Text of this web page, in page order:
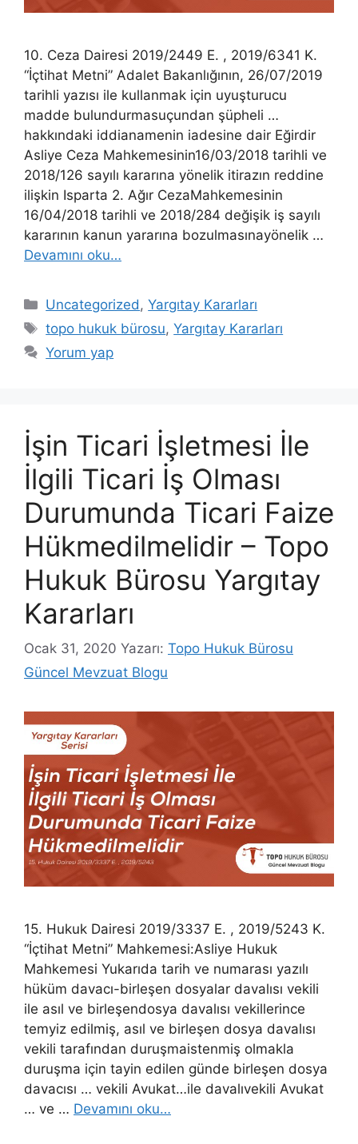
10. Ceza Dairesi 2019/2449 E. , 2019/6341 K.
“İçtihat Metni” Adalet Bakanlığının, 26/07/2019
tarihli yazısı ile kullanmak için uyuşturucu
madde bulundurmasuçundan şüpheli …
hakkındaki iddianamenin iadesine dair Eğirdir
Asliye Ceza Mahkemesinin16/03/2018 tarihli ve
2018/126 sayılı kararına yönelik itirazın reddine
ilişkin Isparta 2. Ağır CezaMahkemesinin
16/04/2018 tarihli ve 2018/284 değişik iş sayılı
kararının kanun yararına bozulmasınayönelik …
Devamını oku…
Kategoriler
Uncategorized ,Yargıtay Kararları
Etiketler
topo hukuk bürosu,Yargıtay Kararları
Yorum yap
İşin Ticari İşletmesi İle
İlgili Ticari İş Olması
Durumunda Ticari Faize
Hükmedilmelidir – Topo
Hukuk Bürosu Yargıtay
Kararları
Ocak 31, 2020 Yazarı: Topo Hukuk Bürosu
Güncel Mevzuat Blogu
15. Hukuk Dairesi 2019/3337 E. , 2019/5243 K.
“İçtihat Metni” Mahkemesi:Asliye Hukuk
Mahkemesi Yukarıda tarih ve numarası yazılı
hüküm davacı-birleşen dosyalar davalısı vekili
ile asıl ve birleşendosya davalısı vekillerince
temyiz edilmiş, asıl ve birleşen dosya davalısı
vekili tarafından duruşmaistenmiş olmakla
duruşma için tayin edilen günde birleşen dosya
davacısı … vekili Avukat…ile davalıvekili Avukat
… ve … Devamını oku…